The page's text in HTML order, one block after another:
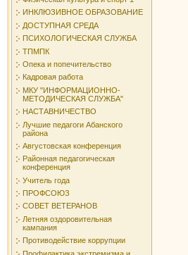
ИНКЛЮЗИВНОЕ ОБРАЗОВАНИЕ
ДОСТУПНАЯ СРЕДА
ПСИХОЛОГИЧЕСКАЯ СЛУЖБА
ТПМПК
Опека и попечительство
Кадровая работа
МКУ "ИНФОРМАЦИОННО-
МЕТОДИЧЕСКАЯ СЛУЖБА"
НАСТАВНИЧЕСТВО
Лучшие педагоги Абанского
района
Августовская конференция
Районная педагогическая
конференция
Учитель года
ПРОФСОЮЗ
СОВЕТ ВЕТЕРАНОВ
Летняя оздоровительная
кампания
Противодействие коррупции